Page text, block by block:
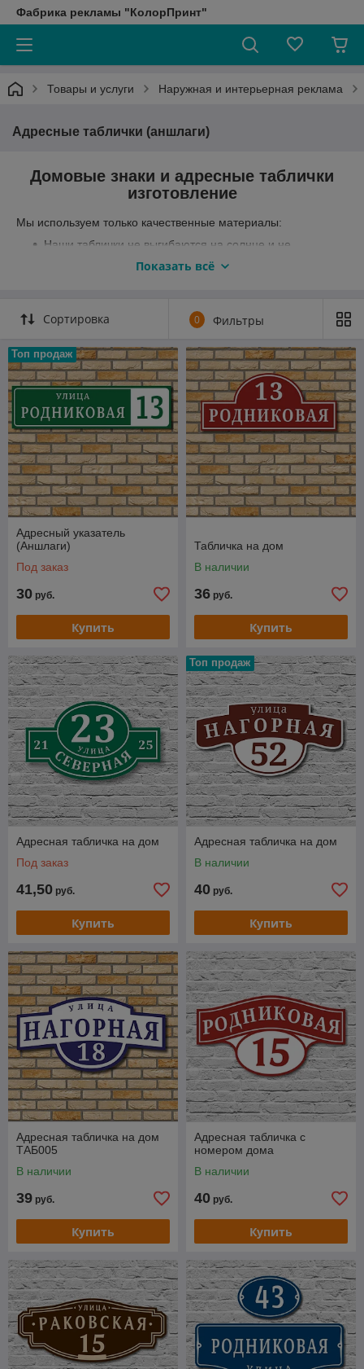
Фабрика рекламы "КолорПринт"
Товары и услуги Наружная и интерьерная реклама
Адресные таблички (аншлаги)
Домовые знаки и адресные таблички
изготовление
Мы используем только качественные материалы:
Наши таблички не выгибаются на солнце и не
(Германия), а так же из слоистого алюминия (дюбонд),
акрила, метализированного пластика, что
стойкость к атмосферным воздействиям,
Применяется технология опликации из пленок
компании ORACAL (Германия), для наружных работ,
так же крайне долговечной и высоко устойчивой к УФ-
излучению
Вам осталось только выбрать форму и цвет!
Показать всё
Сортировка 0 Фильтры
Топ продаж
Адресный указатель
(Аншлаги)
Под заказ
30 руб.
Купить
Табличка на дом
В наличии
36 руб.
Купить
Адресная табличка на дом
Под заказ
41,50 руб.
Купить
Топ продаж
Адресная табличка на дом
В наличии
40 руб.
Купить
Адресная табличка на дом
ТАБ005
В наличии
39 руб.
Купить
Адресная табличка с
номером дома
В наличии
40 руб.
Купить